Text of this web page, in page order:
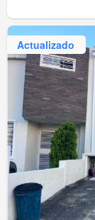
Actualizado